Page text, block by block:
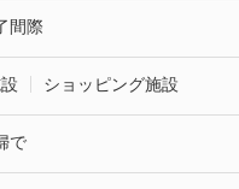
間際
ショッピング施設
で